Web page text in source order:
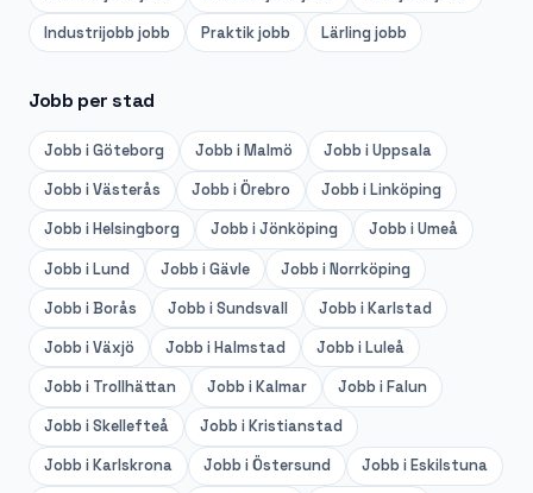
Industrijobb jobb Praktikjobb Lärling jobb
Jobb per stad
Jobb iGöteborg Jobb iMalmö Jobb iUppsala
Jobb iVästerås Jobb iÖrebro Jobb iLinköping
Jobb iHelsingborg Jobb iJönköping Jobb iUmeå
Jobb iLund Jobb iGävle Jobb iNorrköping
Jobb iBorås Jobb iSundsvall Jobb iKarlstad
Jobb iVäxjö Jobb iHalmstad Jobb iLuleå
Jobb i Trollhättan Jobb iKalmar Jobb iFalun
Jobb iSkellefteå Jobb iKristianstad
Jobb iKarlskrona Jobb iÖstersund Jobb iEskilstuna